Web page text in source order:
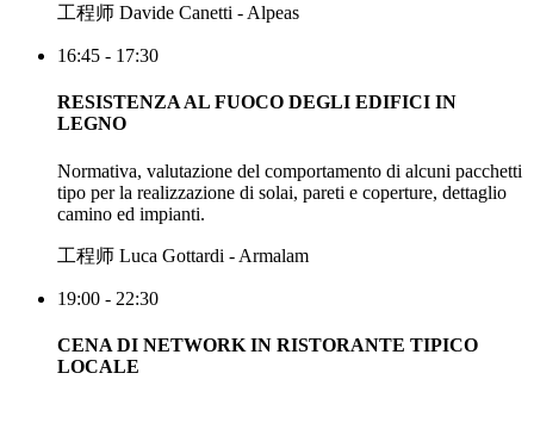
工程师 Davide Canetti - Alpeas
16:45 - 17:30
RESISTENZA AL FUOCO DEGLI EDIFICI IN
LEGNO
Normativa, valutazione del comportamento di alcuni pacchetti
tipo per la realizzazione di solai, pareti e coperture, dettaglio
camino ed impianti.
工程师 Luca Gottardi - Armalam
19:00 - 22:30
CENA DI NETWORK IN RISTORANTE TIPICO
LOCALE